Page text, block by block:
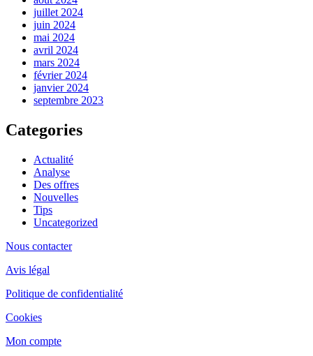
juillet 2024
juin 2024
mai 2024
avril 2024
mars 2024
février 2024
janvier 2024
septembre 2023
Categories
Actualité
Analyse
Des offres
Nouvelles
Tips
Uncategorized
Nous contacter
Avis légal
Politique de confidentialité
Cookies
Mon compte